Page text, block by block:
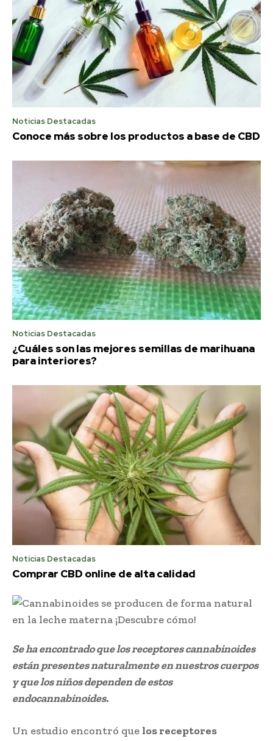
Noticias Destacadas
Conoce más sobre los productos a base de CBD
Noticias Destacadas
¿Cuáles son las mejores semillas de marihuana
para interiores?
Noticias Destacadas
Comprar CBD online de alta calidad
Se ha encontrado que los receptores cannabinoides
están presentes naturalmente en nuestros cuerpos
y que los niños dependen de estos
endocannabinoides.
Un estudio encontró que los receptores